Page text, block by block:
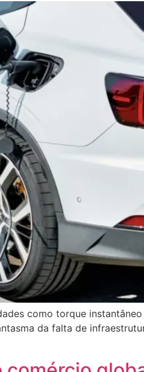
como torque instantâneo
da falta de